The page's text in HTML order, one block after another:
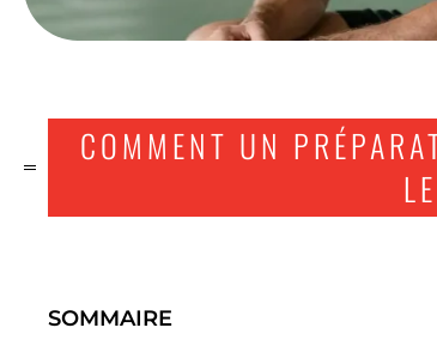
COMMENT UN
SOMMAIRE